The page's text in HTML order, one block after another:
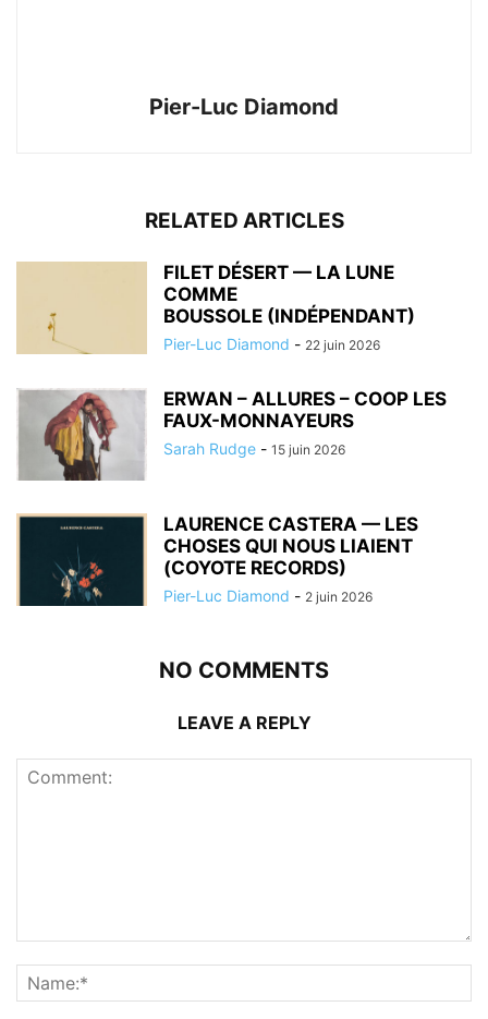
Pier-Luc Diamond
RELATED ARTICLES
FILET DÉSERT — LA LUNE
COMME
BOUSSOLE (INDÉPENDANT)
Pier-Luc Diamond - 22 juin 2026
ERWAN – ALLURES – COOP LES
FAUX-MONNAYEURS
Sarah Rudge - 15 juin 2026
LAURENCE CASTERA — LES
CHOSES QUI NOUS LIAIENT
(COYOTE RECORDS)
Pier-Luc Diamond - 2 juin 2026
NO COMMENTS
LEAVE A REPLY